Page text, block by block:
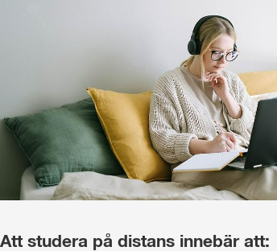
Att studera på distans innebär att: